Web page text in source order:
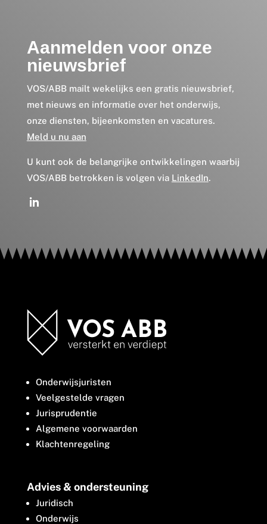
Aanmelden voor onze
nieuwsbrief
VOS/ABB mailt wekelijks een gratis nieuwsbrief,
met nieuws en informatie over het onderwijs,
onze diensten, bijeenkomsten en vacatures.
Meld u nu aan
U kunt ook de belangrijke ontwikkelingen waarbij
VOS/ABB betrokken is volgen via LinkedIn.
Onderwijsjuristen
Veelgestelde vragen
Jurisprudentie
Algemene voorwaarden
Klachtenregeling
Advies & ondersteuning
Juridisch
Onderwijs